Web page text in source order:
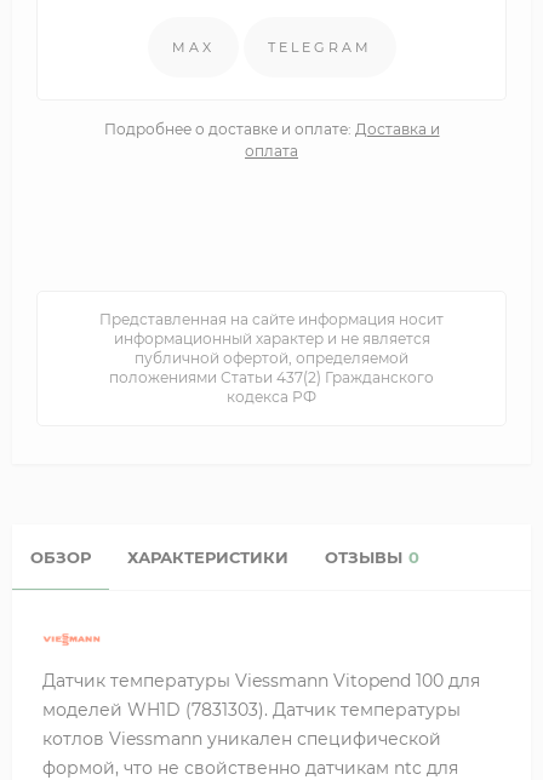
MAX TELEGRAM
Подробнее о доставке и оплате: Доставка и
оплата
Представленная на сайте информация носит
информационный характер и не является
публичной офертой, определяемой
положениями Статьи 437(2) Гражданского
кодекса РФ
ОБЗОР ХАРАКТЕРИСТИКИ ОТЗЫВЫ 0
Датчик температуры Viessmann Vitopend 100 для
моделей WH1D (7831303). Датчик температуры
котлов Viessmann уникален специфической
формой, что не свойственно датчикам ntc для